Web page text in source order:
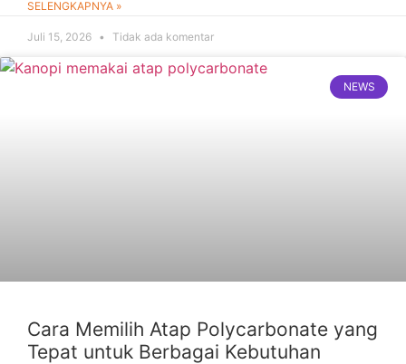
SELENGKAPNYA »
Juli 15, 2026 Tidak ada komentar
NEWS
Cara Memilih Atap Polycarbonate yang
Tepat untuk Berbagai Kebutuhan